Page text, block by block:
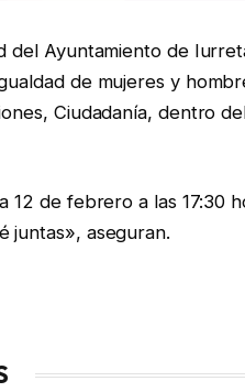
del Ayuntamiento de
de mujeres y
Ciudadanía, dentro
12 de febrero a las 17:30
juntas», aseguran.